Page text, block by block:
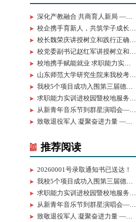
深化产教融合 共商育人新局 —— 华为技术有限公司一行来我校考察...
校企携手育新人，共筑学子成长路 ——百胜中国山东分公司来校交...
校长魏荣庆讲授树立和践行正确政绩观学习教育专题党课
校党委副书记赵红军讲授树立和践行正确政绩观学习教育专题党课
校地携手赋能就业 求职能力实训进校园暨校地服务签约仪式在我校...
山东师范大学研究生院来我校考察研究生实习实践基地建设
我校5个项目成功入围第三届德州市黄炎培职业教育创新创业大赛决...
求职能力实训进校园暨校地服务签约仪式在我校举行
从新青年音乐节到群星演唱会——为什么又是德工？
致敬退役军人 凝聚奋进力量 —— 我校开展 “八一建军节” 拥军茶...
推荐阅读
20260001号录取通知书已送达！
我校5个项目成功入围第三届德州市黄炎培职业教育创新创业大赛决赛
求职能力实训进校园暨校地服务签约仪式在我校举行
从新青年音乐节到群星演唱会——为什么又是德工？
致敬退役军人 凝聚奋进力量 —— 我校开展 “八一建军节” 拥军茶话会